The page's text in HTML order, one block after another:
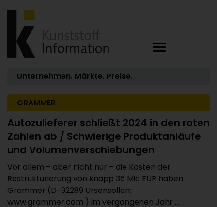
Unternehmen. Märkte. Preise.
GRAMMER
Autozulieferer schließt 2024 in den roten
Zahlen ab / Schwierige Produktanläufe
und Volumenverschiebungen
Vor allem – aber nicht nur – die Kosten der
Restrukturierung von knapp 36 Mio EUR haben
Grammer (D-92289 Ursensollen;
www.grammer.com ) im vergangenen Jahr ...